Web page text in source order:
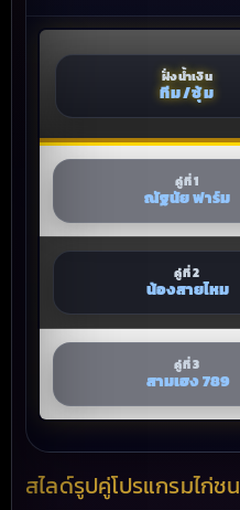
ฝั่งน้ำเงิน
ทีม/ซุ้ม
คู่ที่ 1
ณัฐนัย ฟาร์ม
คู่ที่ 2
น้องสายไหม
คู่ที่ 3
สามเฮง 789
สไลด์รูปคู่โปรแกรมไก่ชน